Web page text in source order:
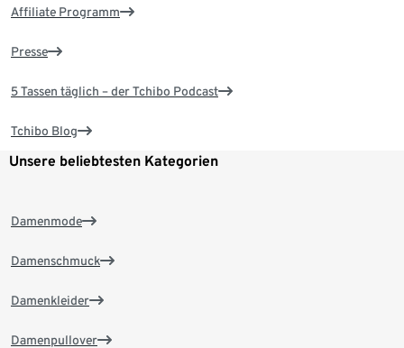
Affiliate Programm
Presse
5 Tassen täglich – der Tchibo Podcast
Tchibo Blog
Unsere beliebtesten Kategorien
Damenmode
Damenschmuck
Damenkleider
Damenpullover